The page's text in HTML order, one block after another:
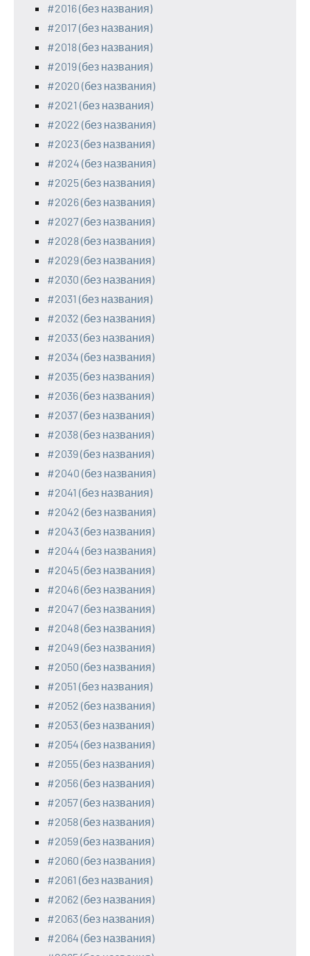
#2016 (без названия)
#2017 (без названия)
#2018 (без названия)
#2019 (без названия)
#2020 (без названия)
#2021 (без названия)
#2022 (без названия)
#2023 (без названия)
#2024 (без названия)
#2025 (без названия)
#2026 (без названия)
#2027 (без названия)
#2028 (без названия)
#2029 (без названия)
#2030 (без названия)
#2031 (без названия)
#2032 (без названия)
#2033 (без названия)
#2034 (без названия)
#2035 (без названия)
#2036 (без названия)
#2037 (без названия)
#2038 (без названия)
#2039 (без названия)
#2040 (без названия)
#2041 (без названия)
#2042 (без названия)
#2043 (без названия)
#2044 (без названия)
#2045 (без названия)
#2046 (без названия)
#2047 (без названия)
#2048 (без названия)
#2049 (без названия)
#2050 (без названия)
#2051 (без названия)
#2052 (без названия)
#2053 (без названия)
#2054 (без названия)
#2055 (без названия)
#2056 (без названия)
#2057 (без названия)
#2058 (без названия)
#2059 (без названия)
#2060 (без названия)
#2061 (без названия)
#2062 (без названия)
#2063 (без названия)
#2064 (без названия)